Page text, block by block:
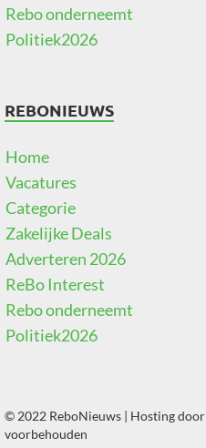
Rebo onderneemt
Politiek2026
REBONIEUWS
Home
Vacatures
Categorie
Zakelijke Deals
Adverteren 2026
ReBo Interest
Rebo onderneemt
Politiek2026
© 2022 ReboNieuws | Hosting door
voorbehouden